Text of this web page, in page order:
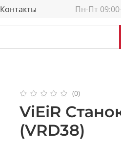
Контакты Пн-Пт
(0)
ViEiR
(VRD38)